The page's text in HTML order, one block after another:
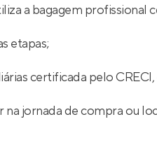
a bagagem profissional
etapas;
certificada pelo
jornada de compra ou